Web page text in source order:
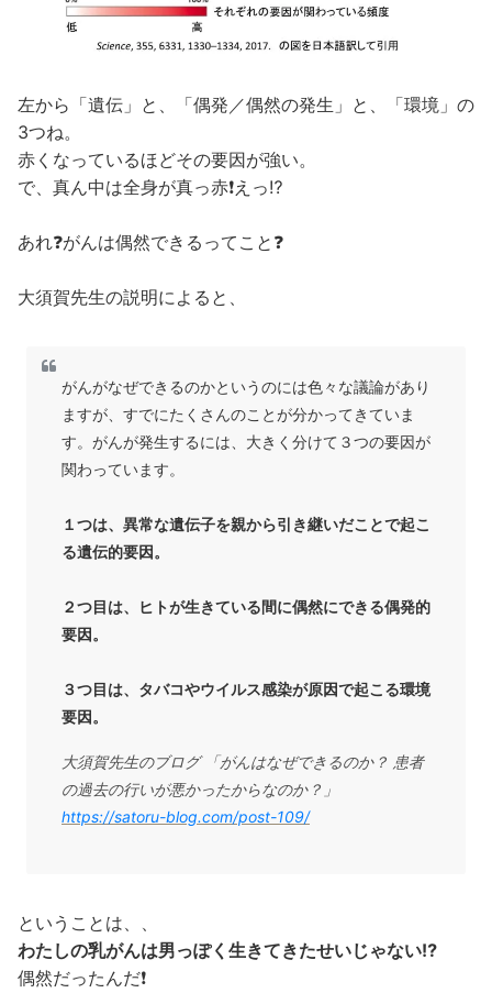
左から「遺伝」と、「偶発／偶然の発生」と、「環境」の
3つね。
赤くなっているほどその要因が強い。
で、真ん中は全身が真っ赤❗️えっ⁉️
あれ❓がんは偶然できるってこと❓
大須賀先生の説明によると、
がんがなぜできるのかというのには色々な議論があり
ますが、すでにたくさんのことが分かってきていま
す。がんが発生するには、大きく分けて３つの要因が
関わっています。
１つは、異常な遺伝子を親から引き継いだことで起こ
る遺伝的要因。
２つ目は、ヒトが生きている間に偶然にできる偶発的
要因。
３つ目は、タバコやウイルス感染が原因で起こる環境
要因。
大須賀先生のブログ 「がんはなぜできるのか？ 患者
の過去の行いが悪かったからなのか？」
https://satoru-blog.com/post-109/
ということは、、
わたしの乳がんは男っぽく生きてきたせいじゃない⁉️
偶然だったんだ❗️